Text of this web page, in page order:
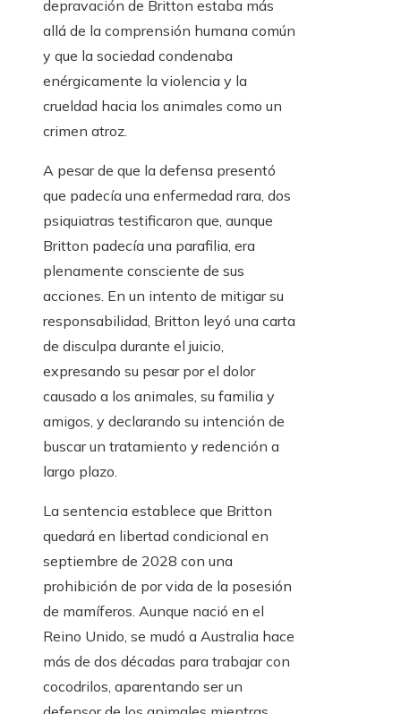
depravación de Britton estaba más
allá de la comprensión humana común
y que la sociedad condenaba
enérgicamente la violencia y la
crueldad hacia los animales como un
crimen atroz.
A pesar de que la defensa presentó
que padecía una enfermedad rara, dos
psiquiatras testificaron que, aunque
Britton padecía una parafilia, era
plenamente consciente de sus
acciones. En un intento de mitigar su
responsabilidad, Britton leyó una carta
de disculpa durante el juicio,
expresando su pesar por el dolor
causado a los animales, su familia y
amigos, y declarando su intención de
buscar un tratamiento y redención a
largo plazo.
La sentencia establece que Britton
quedará en libertad condicional en
septiembre de 2028 con una
prohibición de por vida de la posesión
de mamíferos. Aunque nació en el
Reino Unido, se mudó a Australia hace
más de dos décadas para trabajar con
cocodrilos, aparentando ser un